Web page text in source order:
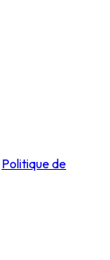
Politique de